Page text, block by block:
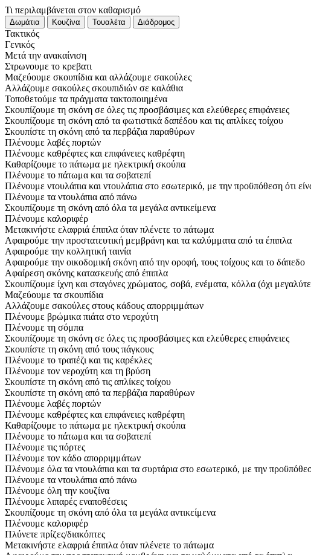
Τι περιλαμβάνεται στον καθαρισμό
Τακτικός
Γενικός
Μετά την ανακαίνιση
Στρωνουμε το κρεβατι
Μαζεύουμε σκουπίδια και αλλάζουμε σακούλες
Αλλάζουμε σακούλες σκουπιδιών σε καλάθια
Τοποθετούμε τα πράγματα τακτοποιημένα
Σκουπίζουμε τη σκόνη σε όλες τις προσβάσιμες και ελεύθερες επιφάνειες
Σκουπίζουμε τη σκόνη από τα φωτιστικά δαπέδου και τις απλίκες τοίχου
Σκουπίστε τη σκόνη από τα περβάζια παραθύρων
Πλένουμε λαβές πορτών
Πλένουμε καθρέφτες και επιφάνειες καθρέφτη
Καθαρίζουμε το πάτωμα με ηλεκτρική σκούπα
Πλένουμε το πάτωμα και τα σοβατεπί
Πλένουμε ντουλάπια και ντουλάπια στο εσωτερικό, με την προϋπόθεση ότι
Πλένουμε τα ντουλάπια από πάνω
Σκουπίζουμε τη σκόνη από όλα τα μεγάλα αντικείμενα
Πλένουμε καλοριφέρ
Μετακινήστε ελαφριά έπιπλα όταν πλένετε το πάτωμα
Αφαιρούμε την προστατευτική μεμβράνη και τα καλύμματα από τα έπιπλα
Αφαιρούμε την κολλητική ταινία
Αφαιρούμε την οικοδομική σκόνη από την οροφή, τους τοίχους και το δάπεδο
Αφαίρεση σκόνης κατασκευής από έπιπλα
Σκουπίζουμε ίχνη και σταγόνες χρώματος, σοβά, ενέματα, κόλλα (όχι
Μαζεύουμε τα σκουπίδια
Αλλάζουμε σακούλες στους κάδους απορριμμάτων
Πλένουμε βρώμικα πιάτα στο νεροχύτη
Πλένουμε τη σόμπα
Σκουπίζουμε τη σκόνη σε όλες τις προσβάσιμες και ελεύθερες επιφάνειες
Σκουπίστε τη σκόνη από τους πάγκους
Πλένουμε το τραπέζι και τις καρέκλες
Πλένουμε τον νεροχύτη και τη βρύση
Σκουπίστε τη σκόνη από τις απλίκες τοίχου
Σκουπίστε τη σκόνη από τα περβάζια παραθύρων
Πλένουμε λαβές πορτών
Πλένουμε καθρέφτες και επιφάνειες καθρέφτη
Καθαρίζουμε το πάτωμα με ηλεκτρική σκούπα
Πλένουμε το πάτωμα και τα σοβατεπί
Πλένουμε τις πόρτες
Πλένουμε τον κάδο απορριμμάτων
Πλένουμε όλα τα ντουλάπια και τα συρτάρια στο εσωτερικό, με την
Πλένουμε τα ντουλάπια από πάνω
Πλένουμε όλη την κουζίνα
Πλένουμε λιπαρές εναποθέσεις
Σκουπίζουμε τη σκόνη από όλα τα μεγάλα αντικείμενα
Πλένουμε καλοριφέρ
Πλύνετε πρίζες/διακόπτες
Μετακινήστε ελαφριά έπιπλα όταν πλένετε το πάτωμα